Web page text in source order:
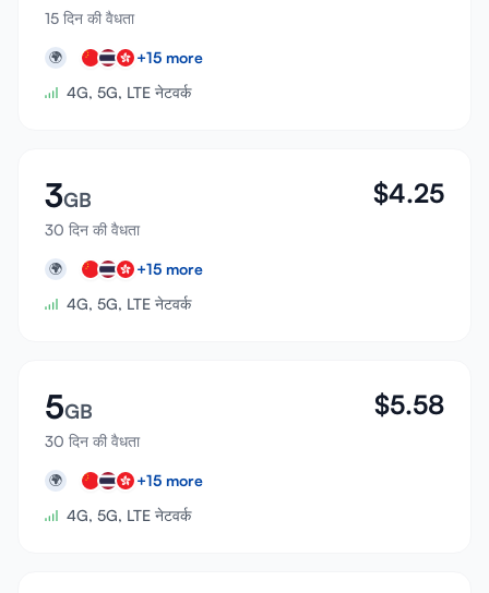
15 दिन की वैधता
🌍 +15 more
4G, 5G, LTE नेटवर्क
3GB
30 दिन की वैधता
$4.25
🌍 +15 more
4G, 5G, LTE नेटवर्क
5GB
30 दिन की वैधता
$5.58
🌍 +15 more
4G, 5G, LTE नेटवर्क